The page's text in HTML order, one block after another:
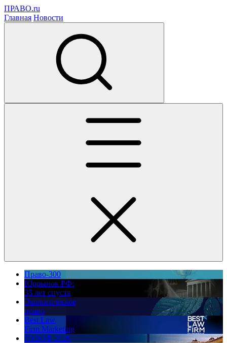
ПРАВО.ru
Главная Новости
Право-300
Юррынок РФ:
35 лет спустя
Экологическое
право
Best Law
Firm Marketing
ПМЮФ 2026